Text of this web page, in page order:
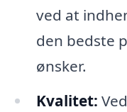
ved at
den bedste
ønsker.
Kvalitet: